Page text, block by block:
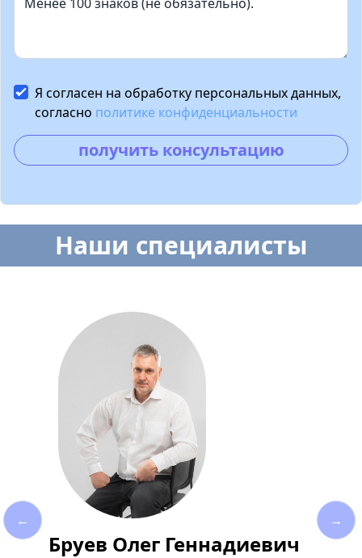
Я согласен на обработку персональных данных,
согласно политике конфиденциальности
получить консультацию
Наши специалисты
Бруев Олег Геннадиевич
← →